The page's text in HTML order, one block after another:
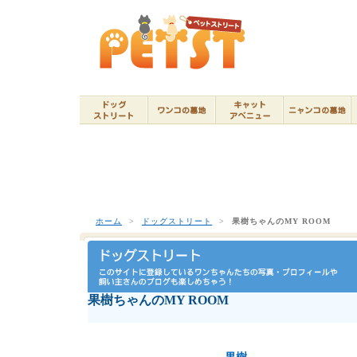
ホーム > ドッグストリート > 果樹ちゃんのMY ROOM
果樹ちゃんのMY ROOM